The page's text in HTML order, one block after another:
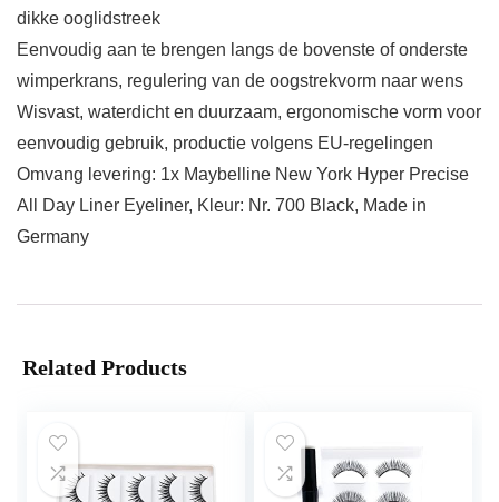
dikke ooglidstreek
Eenvoudig aan te brengen langs de bovenste of onderste
wimperkrans, regulering van de oogstrekvorm naar wens
Wisvast, waterdicht en duurzaam, ergonomische vorm voor
eenvoudig gebruik, productie volgens EU-regelingen
Omvang levering: 1x Maybelline New York Hyper Precise
All Day Liner Eyeliner, Kleur: Nr. 700 Black, Made in
Germany
Related Products